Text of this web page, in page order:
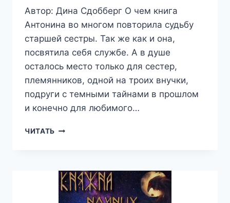
Автор: Дина Сдобберг О чем книга
Антонина во многом повторила судьбу
старшей сестры. Так же как и она,
посвятила себя службе. А в душе
осталось место только для сестер,
племянников, одной на троих внучки,
подруги с темными тайнами в прошлом
и конечно для любимого…
ЧИТАТЬ ТРИ